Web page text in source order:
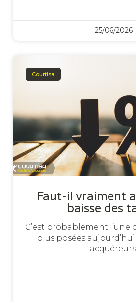
25/06/2026
Courtisa
Faut-il vraiment
baisse des
C’est probablement l’une
plus posées